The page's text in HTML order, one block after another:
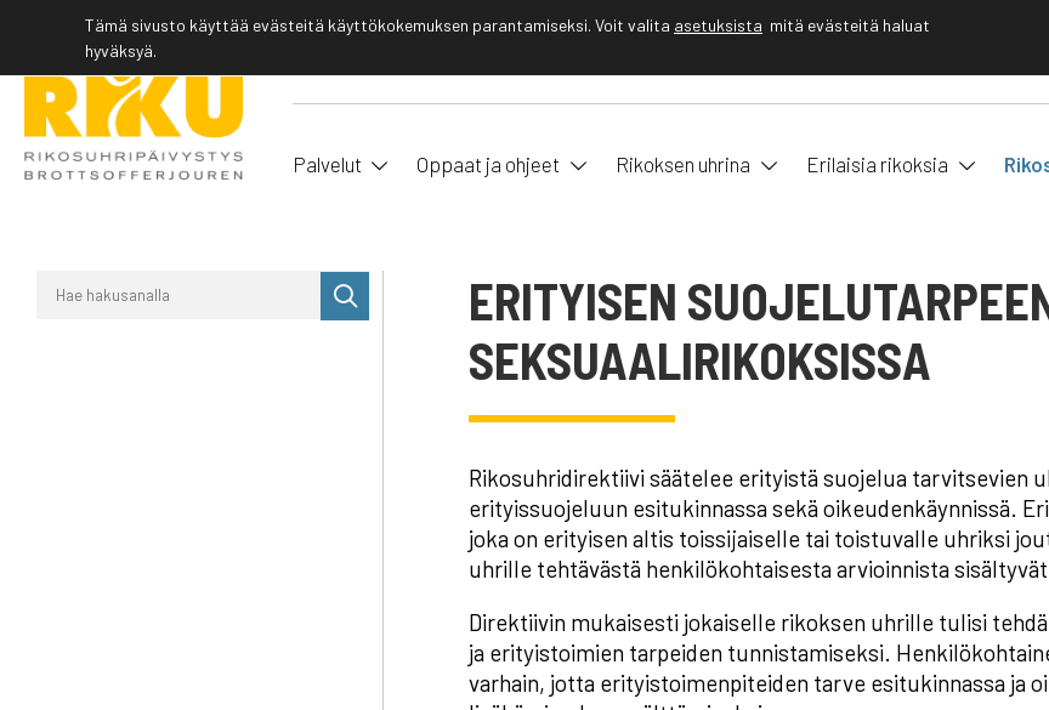
Palvelut Oppaat ja ohjeet Rikoksen uhrina Erilaisia rikoksia
haku
ERITYISEN
SEKSUAALIRIKOKSISSA
Rikosuhridirektiivi säätelee erityistä suojelua tarvitsevien
erityissuojeluun esitukinnassa sekä oikeudenkäynnissä.
joka on erityisen altis toissijaiselle tai toistuvalle uhriksi
uhrille tehtävästä henkilökohtaisesta arvioinnista
Direktiivin mukaisesti jokaiselle rikoksen uhrille tulisi
ja erityistoimien tarpeiden tunnistamiseksi.
varhain, jotta erityistoimenpiteiden tarve esitukinnassa ja
Tämä sivusto käyttää evästeitä käyttökokemuksen parantamiseksi. Voit valita asetuksista mitä evästeitä haluat
hyväksyä.